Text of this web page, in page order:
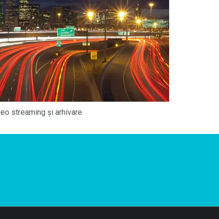
streaming și arhivare